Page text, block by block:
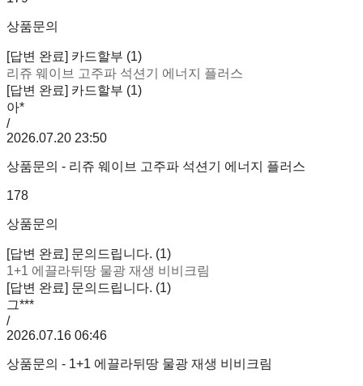
상품문의
[답변 완료] 카드할부 (1)
리쥬 웨이브 고주파 석션기 에너지 플러스
[답변 완료] 카드할부 (1)
아*
/
2026.07.20 23:50
상품문의 - 리쥬 웨이브 고주파 석션기 에너지 플러스
178
상품문의
[답변 완료] 문의드립니다. (1)
1+1 에끌라뒤땅 물광 재생 비비크림
[답변 완료] 문의드립니다. (1)
그***
/
2026.07.16 06:46
상품문의 - 1+1 에끌라뒤땅 물광 재생 비비크림